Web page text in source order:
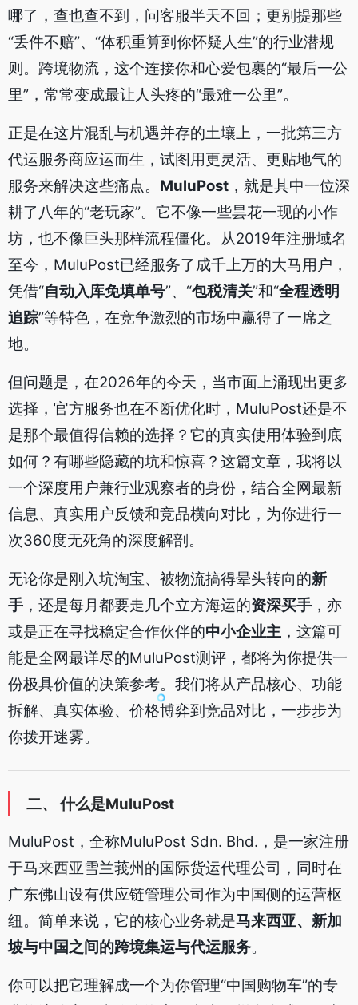
哪了，查也查不到，问客服半天不回；更别提那些
“丢件不赔”、“体积重算到你怀疑人生”的行业潜规
则。跨境物流，这个连接你和心爱包裹的“最后一公
里”，常常变成最让人头疼的“最难一公里”。
正是在这片混乱与机遇并存的土壤上，一批第三方
代运服务商应运而生，试图用更灵活、更贴地气的
服务来解决这些痛点。 MuluPost ，就是其中一位深
耕了八年的“老玩家”。它不像一些昙花一现的小作
坊，也不像巨头那样流程僵化。从2019年注册域名
至今，MuluPost已经服务了成千上万的大马用户，
凭借“自动入库免填单号”、“包税清关”和“全程透明
追踪”等特色，在竞争激烈的市场中赢得了一席之
地。
但问题是，在2026年的今天，当市面上涌现出更多
选择，官方服务也在不断优化时，MuluPost还是不
是那个最值得信赖的选择？它的真实使用体验到底
如何？有哪些隐藏的坑和惊喜？这篇文章，我将以
一个深度用户兼行业观察者的身份，结合全网最新
信息、真实用户反馈和竞品横向对比，为你进行一
次360度无死角的深度解剖。
无论你是刚入坑淘宝、被物流搞得晕头转向的新
手 ，还是每月都要走几个立方海运的资深买手 ，亦
或是正在寻找稳定合作伙伴的中小企业主 ，这篇可
能是全网最详尽的MuluPost测评，都将为你提供一
份极具价值的决策参考。我们将从产品核心、功能
拆解、真实体验、价格博弈到竞品对比，一步步为
你拨开迷雾。
二、 什么是MuluPost
MuluPost，全称MuluPost Sdn. Bhd.，是一家注册
于马来西亚雪兰莪州的国际货运代理公司，同时在
广东佛山设有供应链管理公司作为中国侧的运营枢
纽。简单来说，它的核心业务就是马来西亚、新加
坡与中国之间的跨境集运与代运服务。
你可以把它理解成一个为你管理“中国购物车”的专